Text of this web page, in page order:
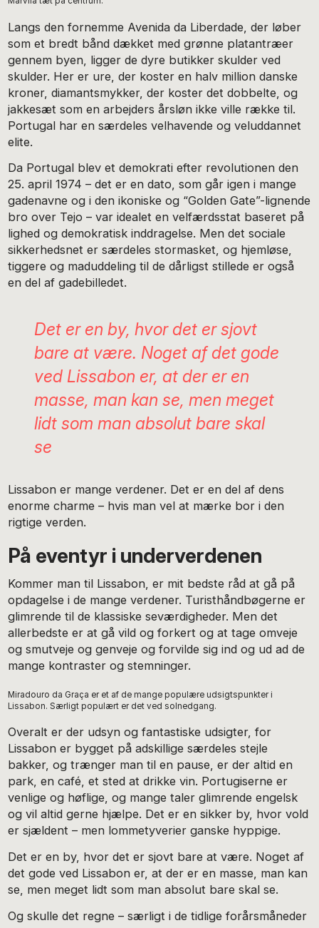
Langs den fornemme Avenida da Liberdade, der løber
som et bredt bånd dækket med grønne platantræer
gennem byen, ligger de dyre butikker skulder ved
skulder. Her er ure, der koster en halv million danske
kroner, diamantsmykker, der koster det dobbelte, og
jakkesæt som en arbejders årsløn ikke ville række til.
Portugal har en særdeles velhavende og veluddannet
elite.
Da Portugal blev et demokrati efter revolutionen den
25. april 1974 – det er en dato, som går igen i mange
gadenavne og i den ikoniske og “Golden Gate”-lignende
bro over Tejo – var idealet en velfærdsstat baseret på
lighed og demokratisk inddragelse. Men det sociale
sikkerhedsnet er særdeles stormasket, og hjemløse,
tiggere og maduddeling til de dårligst stillede er også
en del af gadebilledet.
Det er en by, hvor det er sjovt
bare at være. Noget af det gode
ved Lissabon er, at der er en
masse, man kan se, men meget
lidt som man absolut bare skal
se
Lissabon er mange verdener. Det er en del af dens
enorme charme – hvis man vel at mærke bor i den
rigtige verden.
På eventyr i underverdenen
Kommer man til Lissabon, er mit bedste råd at gå på
opdagelse i de mange verdener. Turisthåndbøgerne er
glimrende til de klassiske seværdigheder. Men det
allerbedste er at gå vild og forkert og at tage omveje
og smutveje og genveje og forvilde sig ind og ud ad de
mange kontraster og stemninger.
Miradouro da Graça er et af de mange populære udsigtspunkter i
Lissabon. Særligt populært er det ved solnedgang.
Overalt er der udsyn og fantastiske udsigter, for
Lissabon er bygget på adskillige særdeles stejle
bakker, og trænger man til en pause, er der altid en
park, en café, et sted at drikke vin. Portugiserne er
venlige og høflige, og mange taler glimrende engelsk
og vil altid gerne hjælpe. Det er en sikker by, hvor vold
er sjældent – men lommetyverier ganske hyppige.
Det er en by, hvor det er sjovt bare at være. Noget af
det gode ved Lissabon er, at der er en masse, man kan
se, men meget lidt som man absolut bare skal se.
Og skulle det regne – særligt i de tidlige forårsmåneder